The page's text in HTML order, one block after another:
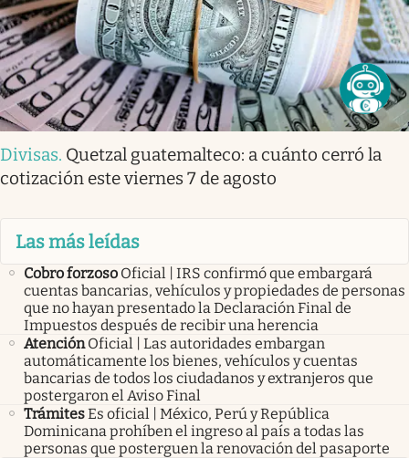
Divisas. Quetzal guatemalteco: a cuánto cerró la
cotización este viernes 7 de agosto
Las más leídas
Cobro forzoso Oficial | IRS confirmó que embargará
cuentas bancarias, vehículos y propiedades de personas
que no hayan presentado la Declaración Final de
Impuestos después de recibir una herencia
Atención Oficial | Las autoridades embargan
automáticamente los bienes, vehículos y cuentas
bancarias de todos los ciudadanos y extranjeros que
postergaron el Aviso Final
TrámitesEs oficial | México, Perú y República
Dominicana prohíben el ingreso al país a todas las
personas que posterguen la renovación del pasaporte